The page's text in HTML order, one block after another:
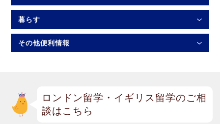
暮らす
その他便利情報
ロンドン留学・イギリス留学のご相
談はこちら